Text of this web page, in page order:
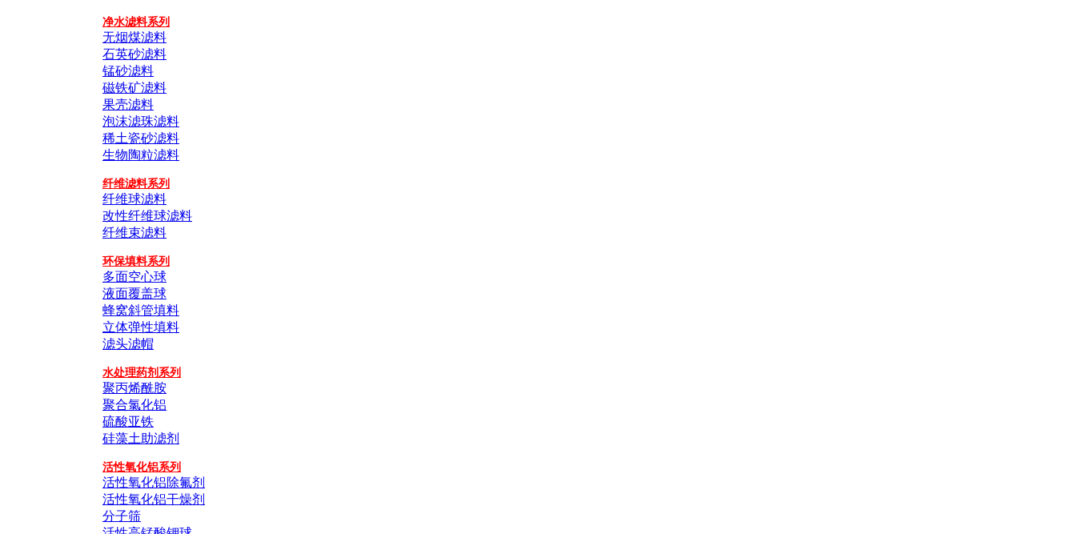
净水滤料系列
无烟煤滤料
石英砂滤料
锰砂滤料
磁铁矿滤料
果壳滤料
泡沫滤珠滤料
稀土瓷砂滤料
生物陶粒滤料
纤维滤料系列
纤维球滤料
改性纤维球滤料
纤维束滤料
环保填料系列
多面空心球
液面覆盖球
蜂窝斜管填料
立体弹性填料
滤头滤帽
水处理药剂系列
聚丙烯酰胺
聚合氯化铝
硫酸亚铁
硅藻土助滤剂
活性氧化铝系列
活性氧化铝除氟剂
活性氧化铝干燥剂
分子筛